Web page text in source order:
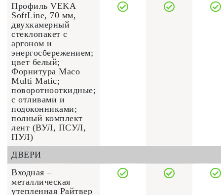
Профиль VEKA
SoftLine, 70 мм,
двухкамерный
стеклопакет с
аргоном и
энергосбережением;
цвет белый;
Форнитура Maco
Multi Matic;
поворотнооткидные;
с отливами и
подоконниками;
полный комплект
лент (ВУЛ, ПСУЛ,
ПУЛ)
ДВЕРИ
Входная –
металлическая
утепленная Райтвер